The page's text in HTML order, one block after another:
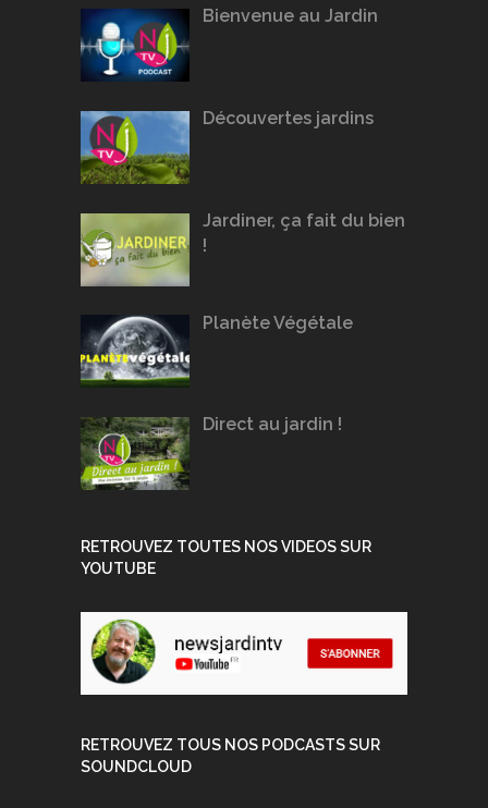
Bienvenue au Jardin
Découvertes jardins
Jardiner, ça fait du bien
!
Planète Végétale
Direct au jardin !
RETROUVEZ TOUTES NOS VIDEOS SUR
YOUTUBE
RETROUVEZ TOUS NOS PODCASTS SUR
SOUNDCLOUD